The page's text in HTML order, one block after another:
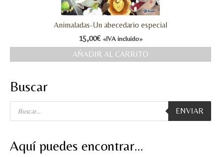
Animaladas-Un abecedario especial
15,00€ «IVA incluido»
AÑADIR AL CARRITO
Buscar
Búsqueda
productos
ENVIAR
Aquí puedes encontrar…